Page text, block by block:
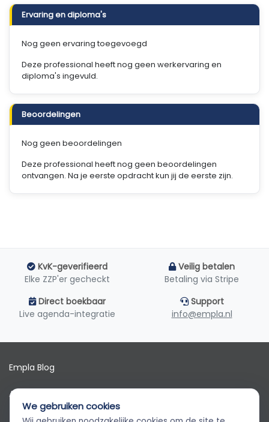
Ervaring en diploma's
Nog geen ervaring toegevoegd
Deze professional heeft nog geen werkervaring en
diploma's ingevuld.
Beoordelingen
Nog geen beoordelingen
Deze professional heeft nog geen beoordelingen
ontvangen. Na je eerste opdracht kun jij de eerste zijn.
KvK-geverifieerd
Elke ZZP'er gecheckt
Veilig betalen
Betaling via Stripe
Direct boekbaar
Live agenda-integratie
Support
info@empla.nl
Empla Blog
Algemene voorwaarden
We gebruiken cookies